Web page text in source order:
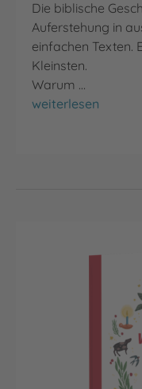
Die biblische
Auferstehung in
einfachen Texten.
Kleinsten.
Warum …
Wie es Ostern
weiterlesen